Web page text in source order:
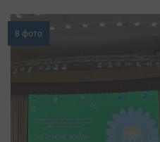
8 фото